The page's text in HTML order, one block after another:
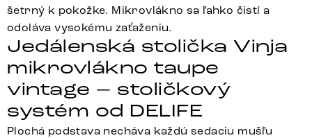
šetrný k pokožke. Mikrovlákno sa ľahko čistí a
odoláva vysokému zaťaženiu.
Jedálenská stolička Vinja
mikrovlákno taupe
vintage – stoličkový
systém od DELIFE
Plochá podstava necháva každú sedaciu mušľu